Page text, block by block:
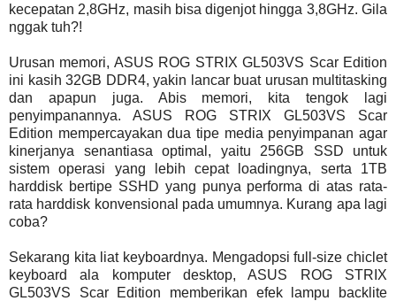
kecepatan 2,8GHz, masih bisa digenjot hingga 3,8GHz. Gila
nggak tuh?!
Urusan memori, ASUS ROG STRIX GL503VS Scar Edition
ini kasih 32GB DDR4, yakin lancar buat urusan multitasking
dan apapun juga. Abis memori, kita tengok lagi
penyimpanannya. ASUS ROG STRIX GL503VS Scar
Edition mempercayakan dua tipe media penyimpanan agar
kinerjanya senantiasa optimal, yaitu 256GB SSD untuk
sistem operasi yang lebih cepat loadingnya, serta 1TB
harddisk bertipe SSHD yang punya performa di atas rata-
rata harddisk konvensional pada umumnya. Kurang apa lagi
coba?
Sekarang kita liat keyboardnya. Mengadopsi full-size chiclet
keyboard ala komputer desktop, ASUS ROG STRIX
GL503VS Scar Edition memberikan efek lampu backlite